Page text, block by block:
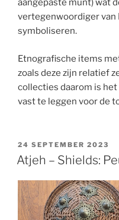
aangepaste munt) wat
vertegenwoordiger van
symboliseren.
Etnografische items
zoals deze zijn relatief
collecties daarom is
vast te leggen voor de
POSTED
ON
24 SEPTEMBER 2023
Atjeh – Shields: